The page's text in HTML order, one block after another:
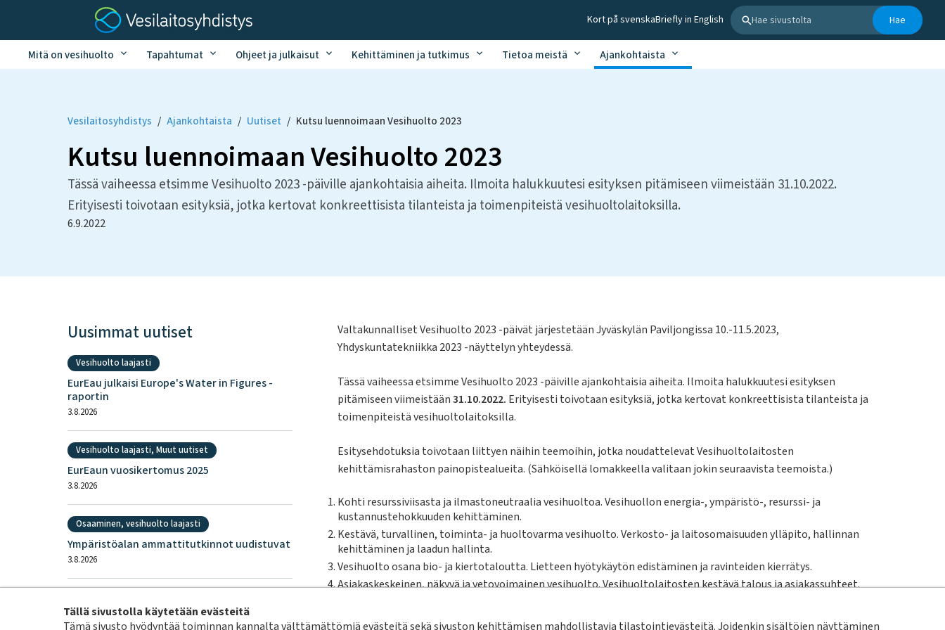
Tällä sivustolla käytetään evästeitä
Tämä sivusto hyödyntää toiminnan kannalta välttämättömiä evästeitä sekä sivuston kehittämisen mahdollistavia tilastointievästeitä. Joidenkin sisältöjen näyttäminen
Kort på svenskaBriefly in English Hae
Mitä on vesihuolto Tapahtumat Ohjeet ja julkaisut Kehittäminen ja tutkimus Tietoa meistä Ajankohtaista
Vesilaitosyhdistys / Ajankohtaista / Uutiset / Kutsu luennoimaan Vesihuolto 2023
Kutsu luennoimaan Vesihuolto 2023
Tässä vaiheessa etsimme Vesihuolto 2023 -päiville ajankohtaisia aiheita. Ilmoita halukkuutesi esityksen pitämiseen viimeistään 31.10.2022.
Erityisesti toivotaan esityksiä, jotka kertovat konkreettisista tilanteista ja toimenpiteistä vesihuoltolaitoksilla.
6.9.2022
Valtakunnalliset Vesihuolto 2023 -päivät järjestetään Jyväskylän Paviljongissa 10.-11.5.2023,
Yhdyskuntatekniikka 2023 -näyttelyn yhteydessä.
Tässä vaiheessa etsimme Vesihuolto 2023 -päiville ajankohtaisia aiheita. Ilmoita halukkuutesi esityksen
pitämiseen viimeistään31.10.2022. Erityisesti toivotaan esityksiä, jotka kertovat konkreettisista tilanteista ja
toimenpiteistä vesihuoltolaitoksilla.
Esitysehdotuksia toivotaan liittyen näihin teemoihin, jotka noudattelevat Vesihuoltolaitosten
kehittämisrahaston painopistealueita. (Sähköisellä lomakkeella valitaan jokin seuraavista teemoista.)
Kohti resurssiviisasta ja ilmastoneutraalia vesihuoltoa. Vesihuollon energia-, ympäristö-, resurssi- ja
kustannustehokkuuden kehittäminen.
Kestävä, turvallinen, toiminta- ja huoltovarma vesihuolto. Verkosto- ja laitosomaisuuden ylläpito, hallinnan
kehittäminen ja laadun hallinta.
Vesihuolto osana bio- ja kiertotaloutta. Lietteen hyötykäytön edistäminen ja ravinteiden kierrätys.
Asiakaskeskeinen, näkyvä ja vetovoimainen vesihuolto. Vesihuoltolaitosten kestävä talous ja asiakassuhteet.
Vesihuoltoala uudistuu. Vesihuoltoalan toimintamalleja, rakenteita ja yhteistyötä uudistavat hankkeet.
Uusimmat uutiset
Vesihuolto laajasti
EurEau julkaisi Europe's Water in Figures -
raportin
3.8.2026
Vesihuolto laajasti, Muut uutiset
EurEaun vuosikertomus 2025
3.8.2026
Osaaminen, vesihuolto laajasti
Ympäristöalan ammattitutkinnot uudistuvat
3.8.2026
RYTV-tekijähaku: Vesihuollon sanasto ja